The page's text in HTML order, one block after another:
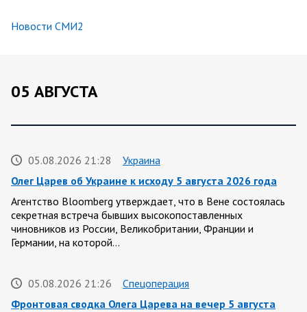
Новости СМИ2
05 АВГУСТА
05.08.2026 21:28
Украина
Олег Царев об Украине к исходу 5 августа 2026 года
Агентство Bloomberg утверждает, что в Вене состоялась
секретная встреча бывших высокопоставленных
чиновников из России, Великобритании, Франции и
Германии, на которой…
05.08.2026 21:26
Спецоперация
Фронтовая сводка Олега Царева на вечер 5 августа